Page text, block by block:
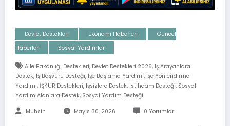
Devlet Destekleri Ekonomi Haberleri
Güncel
Haberler
Sosyal Yardımlar
Aile Bakanlığı Destekleri, Devlet Destekleri 2026, Iş Arayanlara
Destek, Iş Başvuru Desteği, Işe Başlama Yardımı, Işe Yönlendirme
Yardımı, İŞKUR Destekleri, Işsizlere Destek, Istihdam Desteği, Sosyal
Yardım Alanlara Destek, Sosyal Yardım Desteği
Muhsin Mayıs 30, 2026 0 Yorumlar